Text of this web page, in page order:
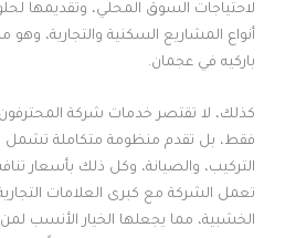
لاحتياجات السوق المحلي، وتقديمها
أنواع المشاريع السكنية والتجارية، وهو
باركيه في عجمان.
كذلك، لا تقتصر خدمات شركة المحترفون
فقط، بل تقدم منظومة متكاملة تشمل
التركيب، والصيانة، وكل ذلك بأسعار
تعمل الشركة مع كبرى العلامات
الخشبية، مما يجعلها الخيار الأنسب